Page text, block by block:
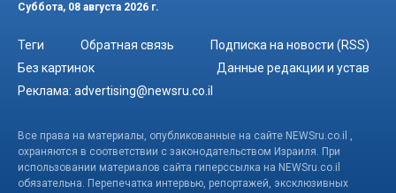
Суббота, 08 августа 2026 г.
Теги Обратная связь
Подписка на новости (RSS)
Без картинок
Данные редакции и устав
Реклама: advertising@newsru.co.il
Все права на материалы, опубликованные на сайте NEWSru.co.il ,
охраняются в соответствии с законодательством Израиля. При
использовании материалов сайта гиперссылка на NEWSru.co.il
обязательна. Перепечатка интервью, репортажей, эксклюзивных